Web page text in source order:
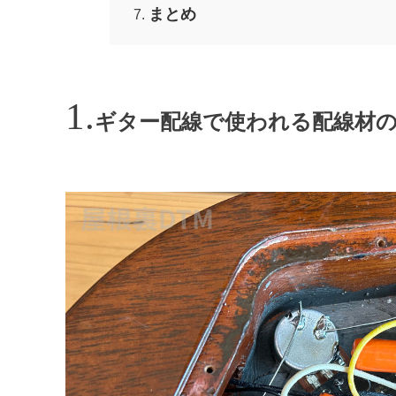
まとめ
ギター配線で使われる配線材